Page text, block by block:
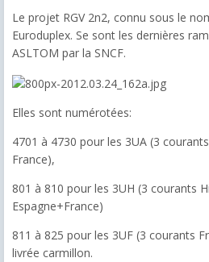
Le projet RGV 2n2, connu sous le
Euroduplex. Se sont les dernières
ASLTOM par la SNCF.
Elles sont numérotées:
4701 à 4730 pour les 3UA (3
France),
801 à 810 pour les 3UH (3 courants
Espagne+France)
811 à 825 pour les 3UF (3 courants
livrée carmillon.